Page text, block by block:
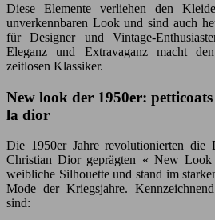
Diese Elemente verliehen den
unverkennbaren Look und sind auch
für Designer und Vintage-
Eleganz und Extravaganz macht
zeitlosen Klassiker.
New look der 1950er:
la dior
Die 1950er Jahre revolutionierten die
Christian Dior geprägten « New
weibliche Silhouette und stand im
Mode der Kriegsjahre.
sind: